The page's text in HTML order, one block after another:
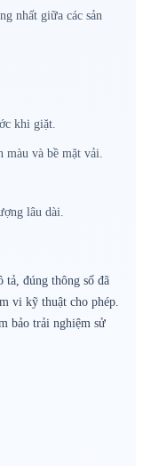
nhất giữa các sản
khi giặt.
màu và bề mặt vải.
lâu dài.
tả, đúng thông số đã
vi kỹ thuật cho phép.
bảo trải nghiệm sử